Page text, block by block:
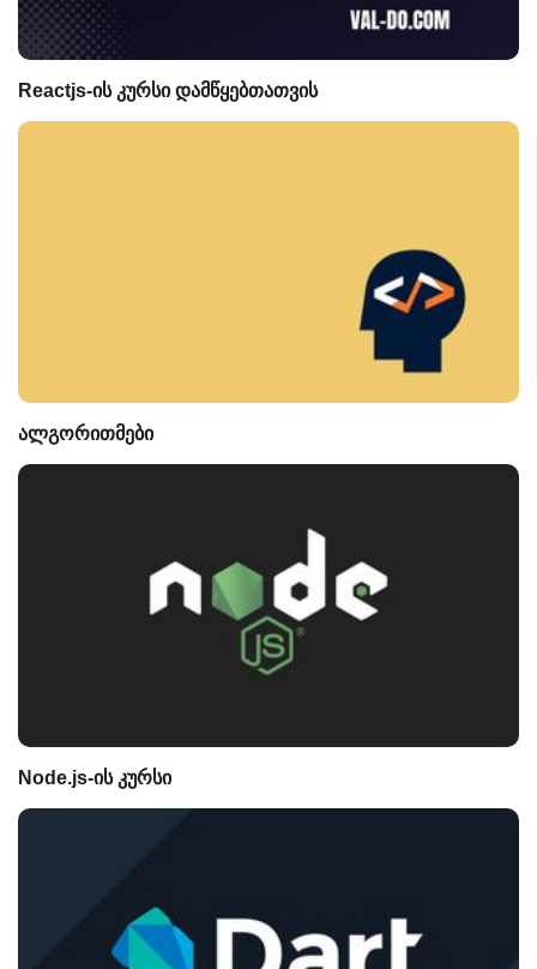
Reactjs-ის კურსი დამწყებთათვის
ალგორითმები
Node.js-ის კურსი